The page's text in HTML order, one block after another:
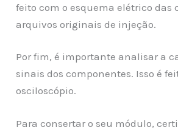
feito com o esquema elétrico das
arquivos originais de injeção.
Por fim, é importante analisar a
sinais dos componentes. Isso é
osciloscópio.
Para consertar o seu módulo,